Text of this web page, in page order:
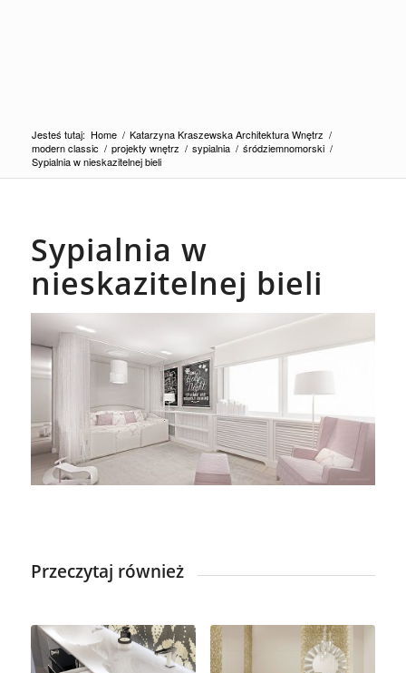
Jesteś tutaj: Home / Katarzyna Kraszewska Architektura Wnętrz /
modern classic / projekty wnętrz / sypialnia / śródziemnomorski /
Sypialnia w nieskazitelnej bieli
Sypialnia w
nieskazitelnej bieli
Przeczytaj również